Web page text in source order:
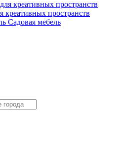
креативных пространств
Садовая мебель